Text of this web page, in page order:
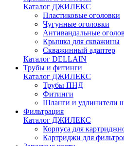
Каталог ДЖИЛЕКС
Пластиковые оголовки
Чугунные оголовки
Антивандальные
Крышка для скважины
Скважинный адаптер
Каталог DELLAIN
Трубы и фитинги
Каталог ДЖИЛЕКС
Трубы ПНД
Фитинги
Шланги и удлинители
Фильтрация
Каталог ДЖИЛЕКС
Корпуса для
Картриджи для